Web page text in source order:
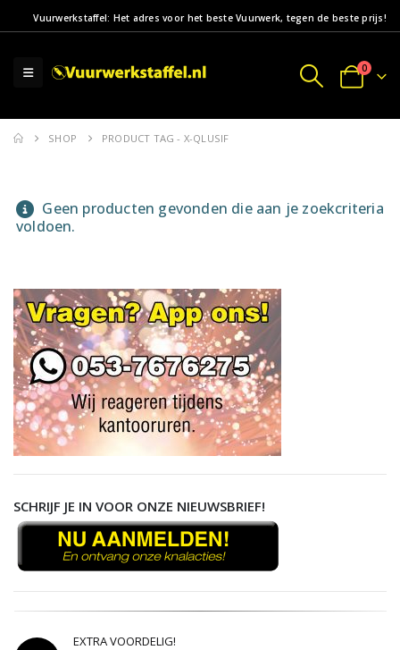
Vuurwerkstaffel: Het adres voor het beste Vuurwerk, tegen de beste prijs!
0
SHOP PRODUCT TAG - X-QLUSIF
Geen producten gevonden die aan je zoekcriteria
voldoen.
SCHRIJF JE IN VOOR ONZE NIEUWSBRIEF!
EXTRA VOORDELIG!